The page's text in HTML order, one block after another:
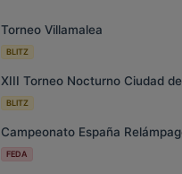
Torneo Villamalea
BLITZ
XIII Torneo Nocturno Ciudad
BLITZ
Campeonato España
FEDA